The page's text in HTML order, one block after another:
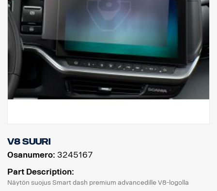
V8 Suuri
Osanumero: 3245167
Part Description:
Näytön suojus Smart dash premium advancedille V8-logolla